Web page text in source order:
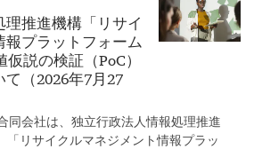
推進機構「リサイ
報プラットフォーム
仮説の検証（PoC）
（2026年7月27
同会社は、独立行政法人情報処理推進
「リサイクルマネジメント情報プラッ